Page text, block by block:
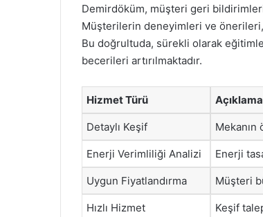
Demirdöküm, müşteri geri
Müşterilerin deneyimleri ve
Bu doğrultuda, sürekli olarak
becerileri artırılmaktadır.
Hizmet Türü Açıklama
Detaylı Keşif
Enerji Verimliliği Analizi Enerji
Uygun Fiyatlandırma Müşteri
Hızlı Hizmet Keşif